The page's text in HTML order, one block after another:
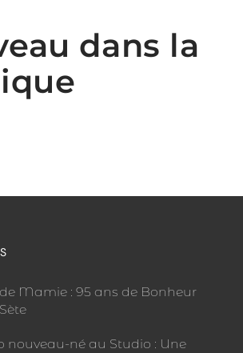
dans la
Mamie : 95 ans de Bonheur
nouveau-né au Studio : Une